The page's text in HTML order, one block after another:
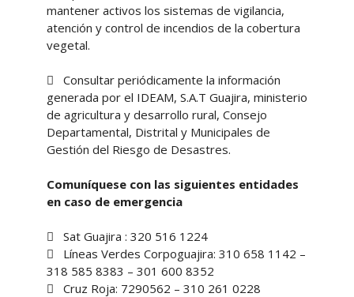
mantener activos los sistemas de vigilancia,
atención y control de incendios de la cobertura
vegetal.
 Consultar periódicamente la información
generada por el IDEAM, S.A.T Guajira, ministerio
de agricultura y desarrollo rural, Consejo
Departamental, Distrital y Municipales de
Gestión del Riesgo de Desastres.
Comuníquese con las siguientes entidades
en caso de emergencia
 Sat Guajira : 320 516 1224
 Líneas Verdes Corpoguajira: 310 658 1142 –
318 585 8383 – 301 600 8352
 Cruz Roja: 7290562 – 310 261 0228